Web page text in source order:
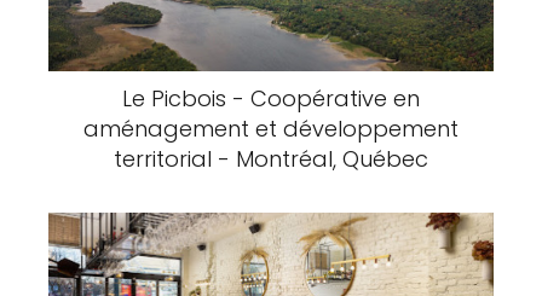
Aimio Recrutement - Montréal, Québec